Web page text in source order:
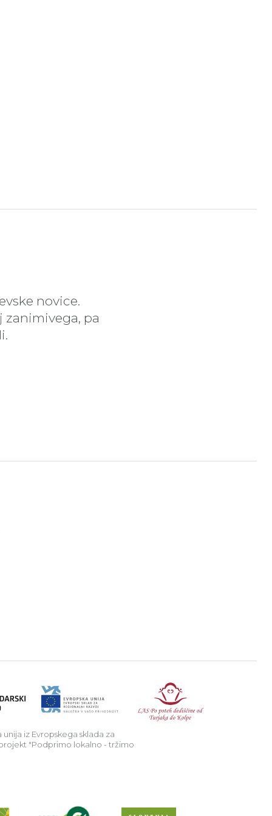
novice.
zanimivega, pa
stran
podeželje.
iz Evropskega sklada za
"Podprimo lokalno - tržimo